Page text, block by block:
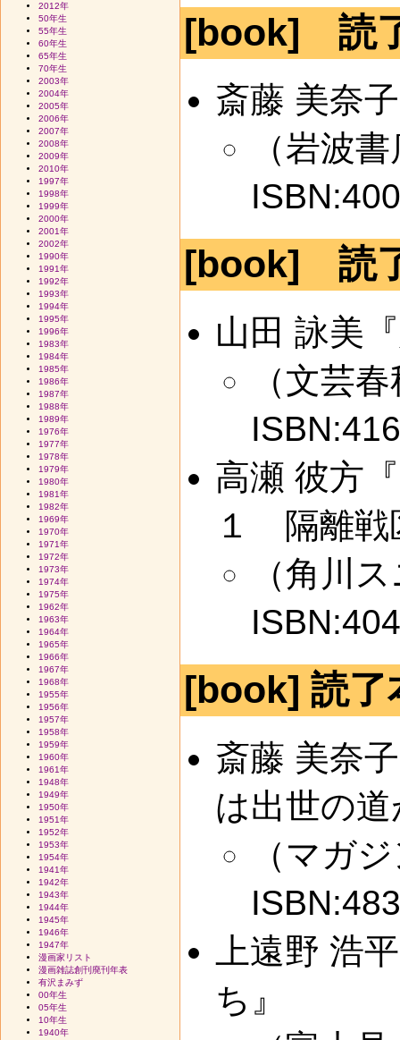
[book] 読
斎藤 美奈
（岩波
[book] 読
山田 詠美
（文芸
高瀬 彼方
１ 隔離戦
（角川
[book] 読
斎藤 美奈
は出世の
（マガ
上遠野 浩
ち』
2012年
50年生
55年生
60年生
65年生
70年生
2003年
2004年
2005年
2006年
2007年
2008年
2009年
2010年
1997年
1998年
1999年
2000年
2001年
2002年
1990年
1991年
1992年
1993年
1994年
1995年
1996年
1983年
1984年
1985年
1986年
1987年
1988年
1989年
1976年
1977年
1978年
1979年
1980年
1981年
1982年
1969年
1970年
1971年
1972年
1973年
1974年
1975年
1962年
1963年
1964年
1965年
1966年
1967年
1968年
1955年
1956年
1957年
1958年
1959年
1960年
1961年
1948年
1949年
1950年
1951年
1952年
1953年
1954年
1941年
1942年
1943年
1944年
1945年
1946年
1947年
漫画家リスト
漫画雑誌創刊廃刊年表
有沢まみず
00年生
05年生
10年生
1940年